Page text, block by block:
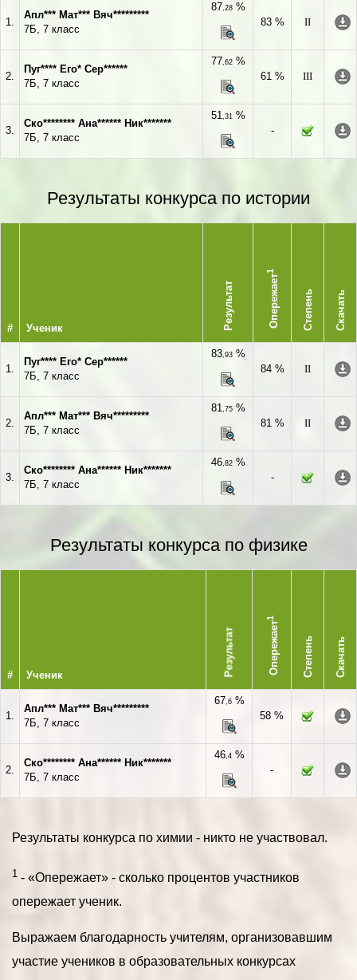
1.
Апл*** Мат*** Вяч*********
7Б, 7 класс
87,28%
83 %
II
2.
Пуг**** Его* Сер******
7Б, 7 класс
77,62%
61 %
III
3.
Ско******** Ана****** Ник*******
7Б, 7 класс
51,31%
-
Результаты конкурса по истории
# Ученик Результат Опережает
1
Степень Скачать
1.
Пуг**** Его* Сер******
7Б, 7 класс
83,93%
84 %
II
2.
Апл*** Мат*** Вяч*********
7Б, 7 класс
81,75%
81 %
II
3.
Ско******** Ана****** Ник*******
7Б, 7 класс
46,82%
-
Результаты конкурса по физике
# Ученик Результат Опережает
1
Степень Скачать
1.
Апл*** Мат*** Вяч*********
7Б, 7 класс
67,6%
58 %
2.
Ско******** Ана****** Ник*******
7Б, 7 класс
46,4%
-
Результаты конкурса по химии - никто не участвовал.
1 - «Опережает» - сколько процентов участников
опережает ученик.
Выражаем благодарность учителям, организовавшим
участие учеников в образовательных конкурсах